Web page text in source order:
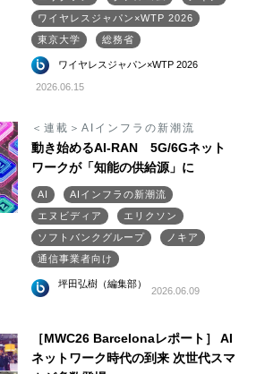
ワイヤレスジャパン×WTP 2026
東京大学
総務省
ワイヤレスジャパン×WTP 2026
2026.06.15
＜連載＞AIインフラの新潮流
動き始めるAI-RAN 5G/6Gネット
ワークが「知能の供給源」に
AI
AIインフラの新潮流
エヌビディア
エリクソン
ソフトバンクグループ
ノキア
通信事業者向け
坪田弘樹（編集部）
2026.06.09
［MWC26 Barcelonaレポート］ AI
ネットワーク時代の到来 次世代スマ